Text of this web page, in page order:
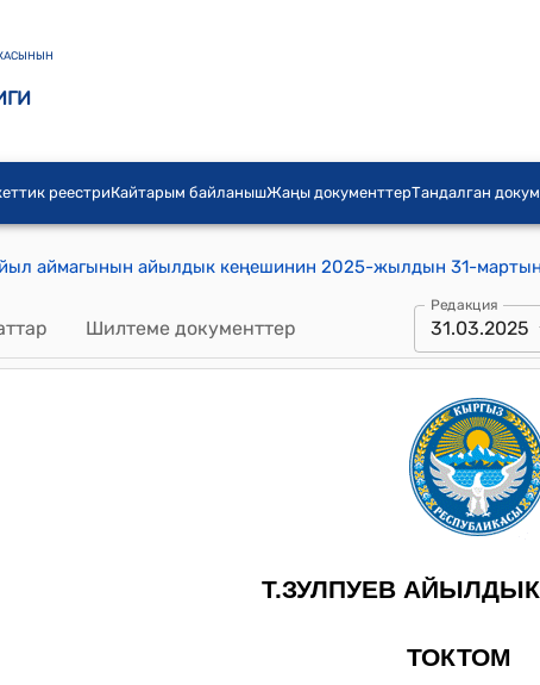
реестриКайтарым байланышЖаңы документтерТандалган
Шилтеме документтер
Редакция
31.03.2025